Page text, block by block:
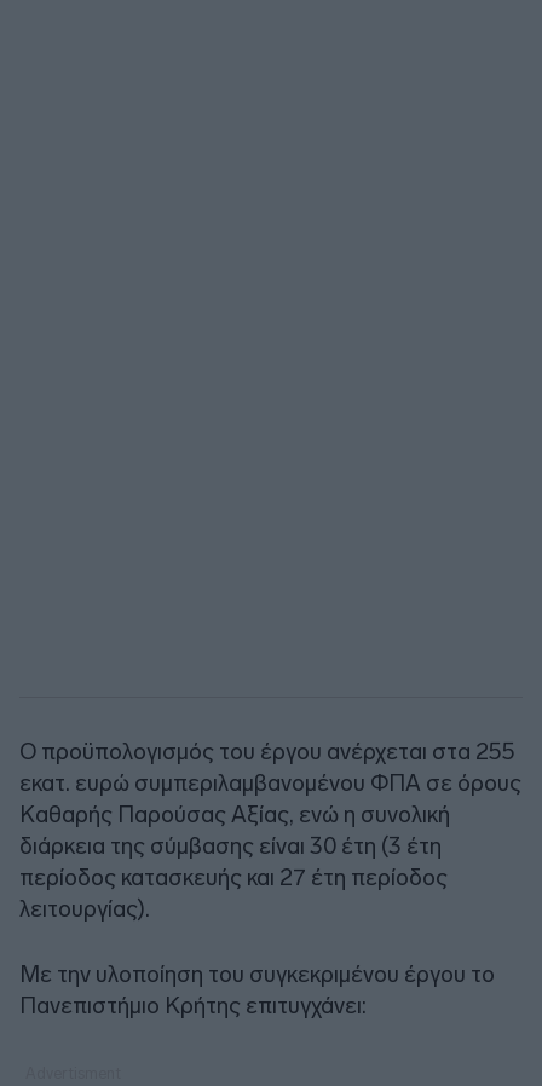
Ο προϋπολογισμός του έργου ανέρχεται στα 255
εκατ. ευρώ συμπεριλαμβανομένου ΦΠΑ σε όρους
Καθαρής Παρούσας Αξίας, ενώ η συνολική
διάρκεια της σύμβασης είναι 30 έτη (3 έτη
περίοδος κατασκευής και 27 έτη περίοδος
λειτουργίας).
Με την υλοποίηση του συγκεκριμένου έργου το
Πανεπιστήμιο Κρήτης επιτυγχάνει: